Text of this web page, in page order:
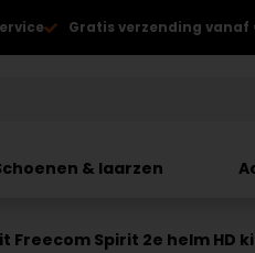
Gratis verzending vanaf
& laarzen
Freecom Spirit 2e helm HD